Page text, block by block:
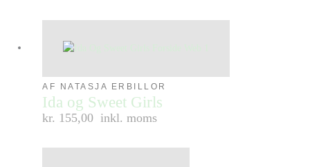
AF NATASJA ERBILLOR
Ida og Sweet Girls
kr. 155,00 inkl. moms